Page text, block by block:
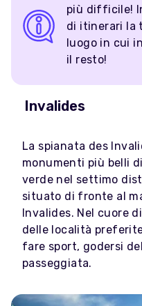
più difficile!
di itinerari la
luogo in cui
il resto!
Invalides
La spianata des
monumenti più belli
verde nel settimo
situato di fronte al
Invalides. Nel cuore
delle località
fare sport, godersi
passeggiata.